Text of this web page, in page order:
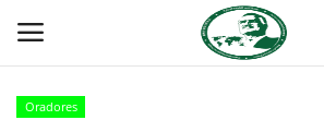
Oradores